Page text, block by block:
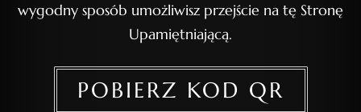
wygodny sposób umożliwisz przejście na tę Stronę
Upamiętniającą.
POBIERZ KOD QR